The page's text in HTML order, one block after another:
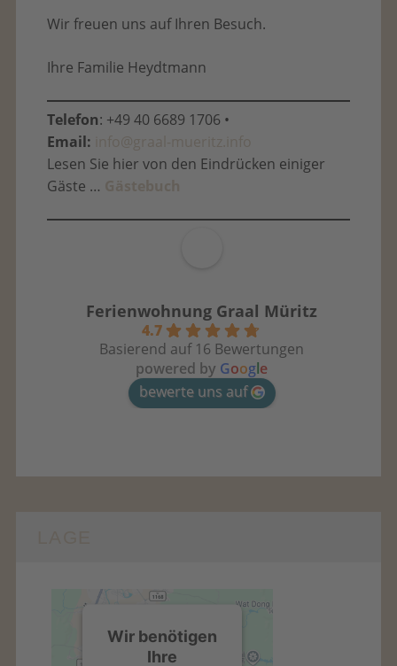
Wir freuen uns auf Ihren Besuch.
Ihre Familie Heydtmann
Telefon: +49 40 6689 1706 •
Email:
info@graal-mueritz.info
Lesen Sie hier von den Eindrücken einiger
Gäste … Gästebuch
Ferienwohnung Graal Müritz
4.7
Basierend auf 16 Bewertungen
powered by Google
bewerte uns auf
Wir benötigen
Ihre